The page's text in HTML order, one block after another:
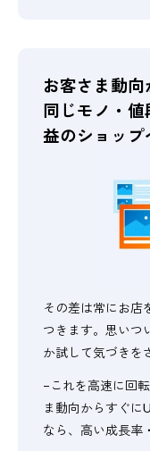
お客さま動
同じモノ・
益のショップ
その差は常にお店
つきます。思いつ
か試して気づきを
−これを高速に回
ま動向からすぐ
なら、高い成長率